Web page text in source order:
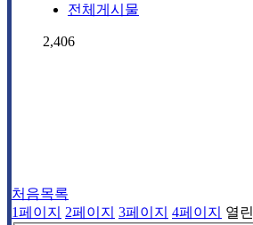
전체게시물
2,406
처음목록
1페이지 2페이지 3페이지 4페이지 열린